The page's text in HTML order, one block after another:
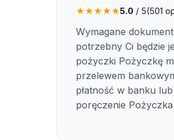
★★★★★5.0 / 5(501
Wymagane
potrzebny Ci będzie
pożyczki Pożyczkę
przelewem
płatność w banku
poręczenie